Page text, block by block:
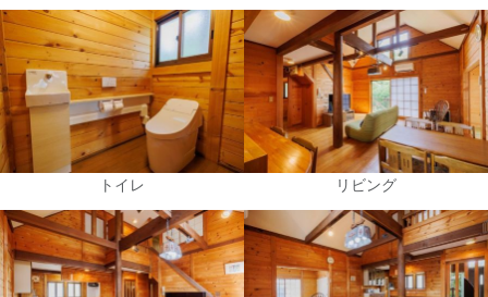
トイレ リビング